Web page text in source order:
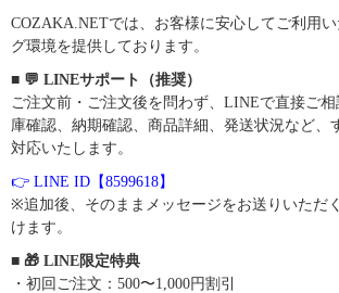
COZAKA.NETでは、お客様に安心してご利用
グ環境を提供しております。
■ 💬 LINEサポート（推奨）
ご注文前・ご注文後を問わず、LINEで直接ご
庫確認、納期確認、商品詳細、発送状況など、
対応いたします。
👉 LINE ID【8599618】
※追加後、そのままメッセージをお送りいただ
けます。
■ 🎁 LINE限定特典
・初回ご注文：500〜1,000円割引